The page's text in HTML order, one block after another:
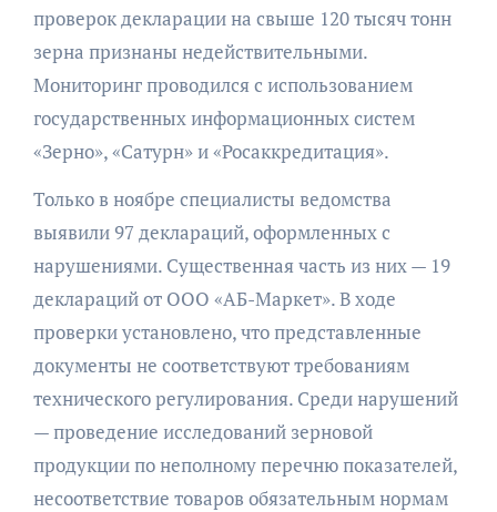
проверок декларации на свыше 120 тысяч тонн
зерна признаны недействительными.
Мониторинг проводился с использованием
государственных информационных систем
«Зерно», «Сатурн» и «Росаккредитация».
Только в ноябре специалисты ведомства
выявили 97 деклараций, оформленных с
нарушениями. Существенная часть из них — 19
деклараций от ООО «АБ-Маркет». В ходе
проверки установлено, что представленные
документы не соответствуют требованиям
технического регулирования. Среди нарушений
— проведение исследований зерновой
продукции по неполному перечню показателей,
несоответствие товаров обязательным нормам